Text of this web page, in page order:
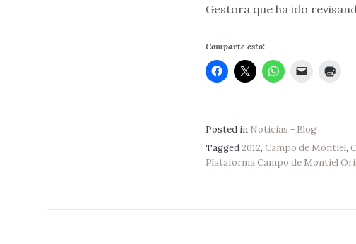
Gestora que ha ido
Comparte esto:
Posted in Noticias - Blog
Tagged2012, Campo de Montiel,
Plataforma Campo de Montiel